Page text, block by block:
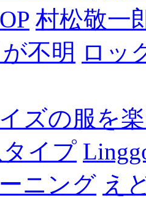
村松敬一
不明 ロッ
ズの服を
イプ
ニング え